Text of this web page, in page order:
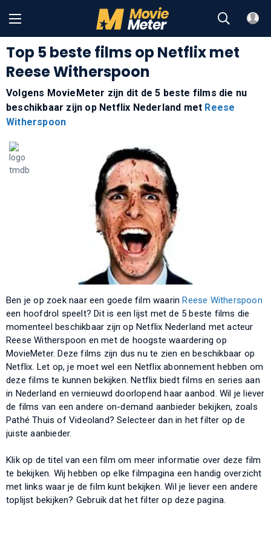
Top 5 beste films op Netflix met
Reese Witherspoon
Volgens MovieMeter zijn dit de 5 beste films die nu
beschikbaar zijn op Netflix Nederland met Reese
Witherspoon
Ben je op zoek naar een goede film waarinReese Witherspoon
een hoofdrol speelt? Dit is een lijst met de 5 beste films die
momenteel beschikbaar zijn op Netflix Nederland met acteur
Reese Witherspoon en met de hoogste waardering op
MovieMeter. Deze films zijn dus nu te zien en beschikbaar op
Netflix. Let op, je moet wel een Netflix abonnement hebben om
deze films te kunnen bekijken. Netflix biedt films en series aan
in Nederland en vernieuwd doorlopend haar aanbod. Wil je liever
de films van een andere on-demand aanbieder bekijken, zoals
Pathé Thuis of Videoland? Selecteer dan in het filter op de
juiste aanbieder.
Klik op de titel van een film om meer informatie over deze film
te bekijken. Wij hebben op elke filmpagina een handig overzicht
met links waar je de film kunt bekijken. Wil je liever een andere
toplijst bekijken? Gebruik dat het filter op deze pagina.